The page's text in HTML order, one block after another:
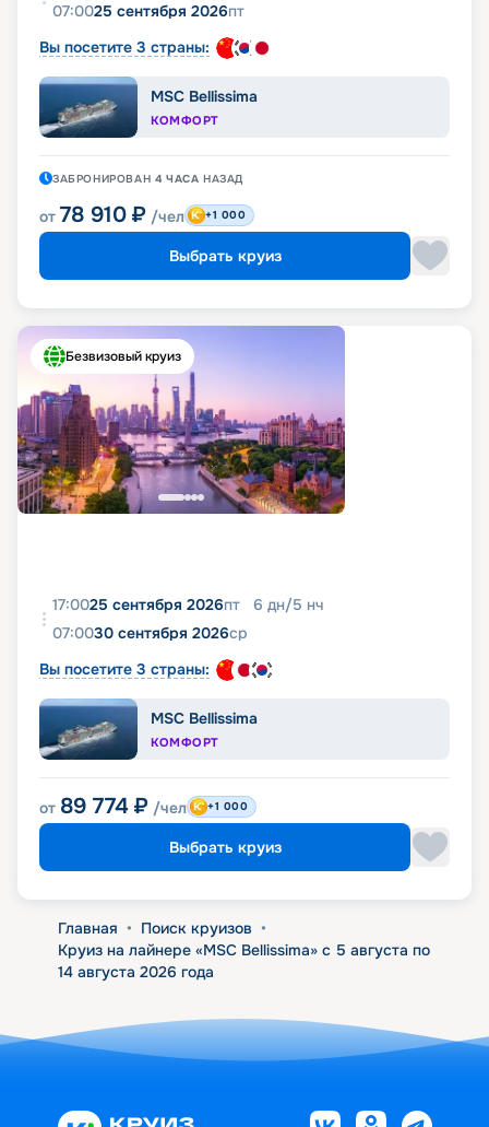
07:0025 сентября 2026пт
Вы посетите 3 страны:
MSC Bellissima
КОМФОРТ
ЗАБРОНИРОВАН 4 ЧАСА НАЗАД
от 78 910 ₽ /чел +1 000
Выбрать круиз
Безвизовый круиз
17:0025 сентября 2026пт 6 дн/5 нч
07:0030 сентября 2026ср
Вы посетите 3 страны:
MSC Bellissima
КОМФОРТ
от 89 774 ₽ /чел +1 000
Выбрать круиз
Главная • Поиск круизов •
Круиз на лайнере «MSC Bellissima» с 5 августа по
14 августа 2026 года